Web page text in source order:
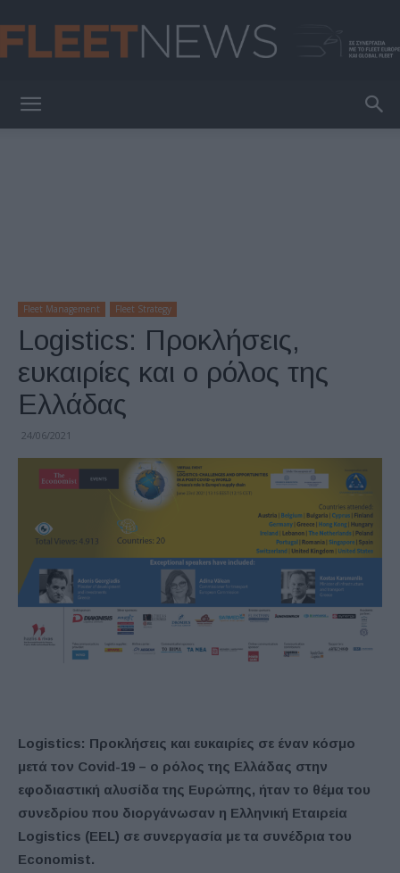
Fleet Management Fleet Strategy
Logistics: Προκλήσεις,
ευκαιρίες και ο ρόλος της
Ελλάδας
24/06/2021
Logistics: Προκλήσεις και ευκαιρίες σε έναν κόσμο
μετά τον Covid-19 – ο ρόλος της Ελλάδας στην
εφοδιαστική αλυσίδα της Ευρώπης, ήταν το θέμα του
συνεδρίου που διοργάνωσαν η Ελληνική Εταιρεία
Logistics (EEL) σε συνεργασία με τα συνέδρια του
Εconomist.